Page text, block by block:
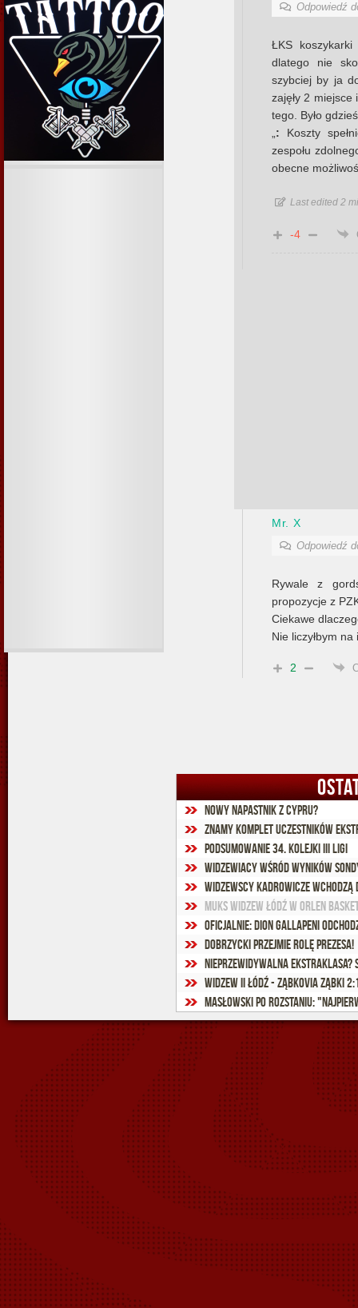
Odpowiedź
ŁKS
dlatego nie
szybciej by ja
zajęły 2 miejsce
tego. Było
: Koszty
zespołu
obecne
Last edited 2
-4
Mr. X
Odpowiedź
Rywale z
propozycje z
Ciekawe
Nie liczyłbym
2
Nowy napastnik z Cypru?
Znamy komplet uczestników
Podsumowanie 34. kolejki III ligi
Widzewiacy wśród wyników
Widzewscy kadrowicze wchodzą
MUKS Widzew Łódź w Orlen
Oficjalnie: Dion Gallapeni
Dobrzycki przejmie rolę prezesa!
Nieprzewidywalna Ekstraklasa?
Widzew II Łódź - Ząbkovia Ząbki